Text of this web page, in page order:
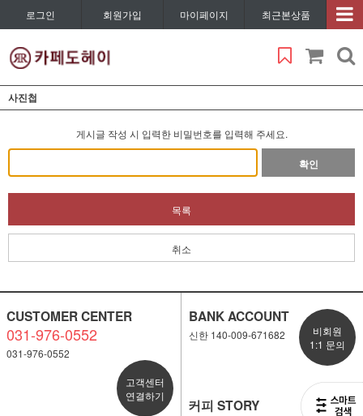
로그인 회원가입 마이페이지 최근본상품
사진첩
게시글 작성 시 입력한 비밀번호를 입력해 주세요.
확인
목록
취소
CUSTOMER CENTER
031-976-0552
031-976-0552
고객센터
연결하기
BANK ACCOUNT
신한 140-009-671682
비회원
1:1 문의
커피 STORY